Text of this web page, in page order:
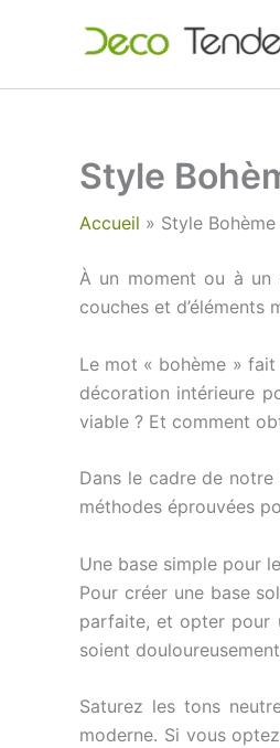
Style
Accueil Style
À un moment ou à un
couches et
Le mot « bohème »
décoration intérieure
viable ? Et comment
Dans le cadre de
méthodes éprouvées
Une base simple pour
Pour créer une base
parfaite, et opter pour
soient
Saturez les tons
moderne. Si vous